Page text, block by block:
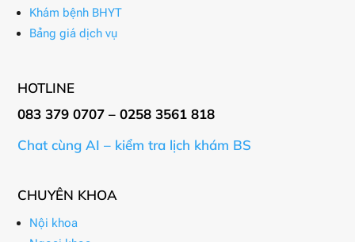
Khám bệnh BHYT
Bảng giá dịch vụ
HOTLINE
083 379 0707 – 0258 3561 818
Chat cùng AI – kiểm tra lịch khám BS
CHUYÊN KHOA
Nội khoa